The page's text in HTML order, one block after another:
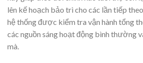
lên kế hoạch bảo trì cho các lần tiếp
hệ thống được kiểm tra vận hành tổng
các nguồn sáng hoạt động bình thường
mà.